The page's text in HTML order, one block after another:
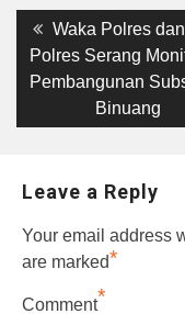
Post
navigation
Previous
post:
Waka Polres
Polres Serang
Pembangunan
Binuang
Leave a Reply
Your email address
are marked*
Comment*